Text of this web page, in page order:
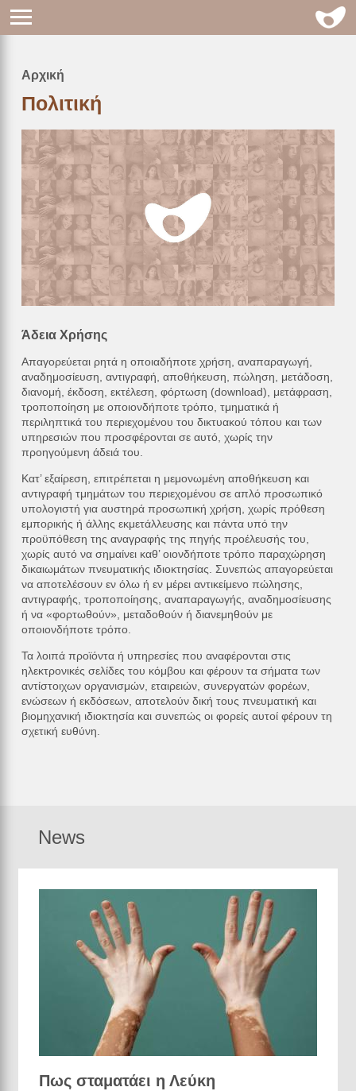
Breadcrumb
Αρχική
Πολιτική
Άδεια Χρήσης
Απαγορεύεται ρητά η οποιαδήποτε χρήση, αναπαραγωγή,
αναδημοσίευση, αντιγραφή, αποθήκευση, πώληση, μετάδοση,
διανομή, έκδοση, εκτέλεση, φόρτωση (download), μετάφραση,
τροποποίηση με οποιονδήποτε τρόπο, τμηματικά ή
περιληπτικά του περιεχομένου του δικτυακού τόπου και των
υπηρεσιών που προσφέρονται σε αυτό, χωρίς την
προηγούμενη άδειά του.
Κατ’ εξαίρεση, επιτρέπεται η μεμονωμένη αποθήκευση και
αντιγραφή τμημάτων του περιεχομένου σε απλό προσωπικό
υπολογιστή για αυστηρά προσωπική χρήση, χωρίς πρόθεση
εμπορικής ή άλλης εκμετάλλευσης και πάντα υπό την
προϋπόθεση της αναγραφής της πηγής προέλευσής του,
χωρίς αυτό να σημαίνει καθ’ οιονδήποτε τρόπο παραχώρηση
δικαιωμάτων πνευματικής ιδιοκτησίας. Συνεπώς απαγορεύεται
να αποτελέσουν εν όλω ή εν μέρει αντικείμενο πώλησης,
αντιγραφής, τροποποίησης, αναπαραγωγής, αναδημοσίευσης
ή να «φορτωθούν», μεταδοθούν ή διανεμηθούν με
οποιονδήποτε τρόπο.
Τα λοιπά προϊόντα ή υπηρεσίες που αναφέρονται στις
ηλεκτρονικές σελίδες του κόμβου και φέρουν τα σήματα των
αντίστοιχων οργανισμών, εταιρειών, συνεργατών φορέων,
ενώσεων ή εκδόσεων, αποτελούν δική τους πνευματική και
βιομηχανική ιδιοκτησία και συνεπώς οι φορείς αυτοί φέρουν τη
σχετική ευθύνη.
News
Πως σταματάει η Λεύκη